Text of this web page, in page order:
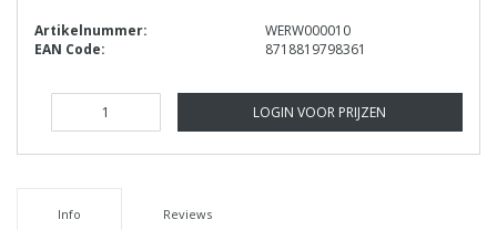
Artikelnummer:
WERW000010
EAN Code:
8718819798361
LOGIN VOOR PRIJZEN
Info Reviews